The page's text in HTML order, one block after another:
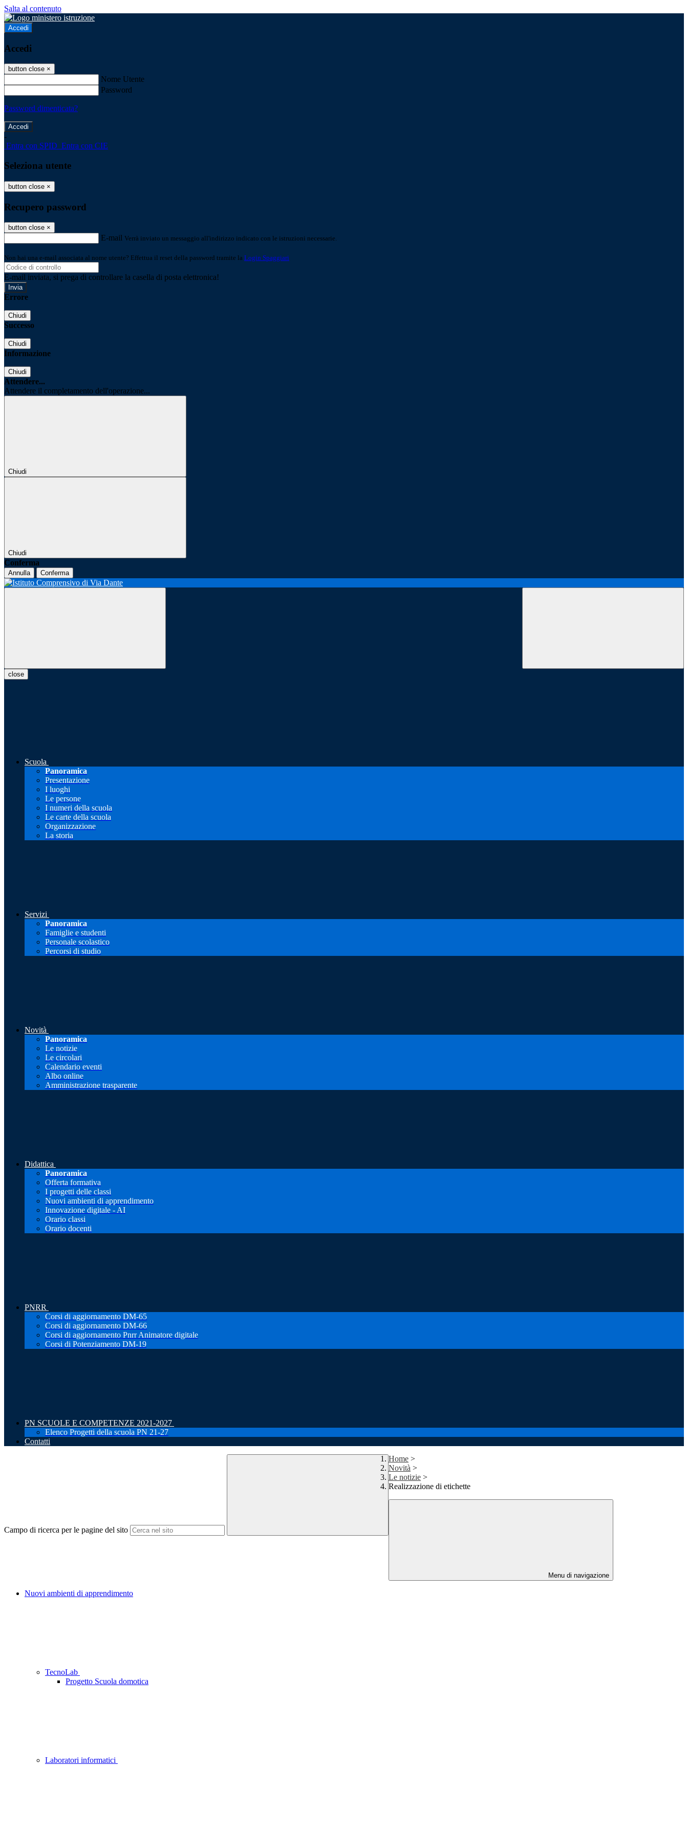
Salta al contenuto
Accedi
Accedi
button close ×
Nome Utente
Password
Password dimenticata?
-
Entra con SPID Entra con CIE
Seleziona utente
button close ×
Recupero password
button close ×
E-mail Verrà inviato un messaggio all'indirizzo indicato con le istruzioni necessarie.
Non hai una e-mail associata al nome utente? Effettua il reset della password tramite la Login Spaggiari
E-mail inviata, si prega di controllare la casella di posta elettronica!
Errore
Chiudi
Successo
Chiudi
Informazione
Chiudi
Attendere...
Attendere il completamento dell'operazione...
Chiudi
Chiudi
Conferma
Annulla Conferma
close
Scuola
Panoramica
Presentazione
I luoghi
Le persone
I numeri della scuola
Le carte della scuola
Organizzazione
La storia
Servizi
Panoramica
Famiglie e studenti
Personale scolastico
Percorsi di studio
Novità
Panoramica
Le notizie
Le circolari
Calendario eventi
Albo online
Amministrazione trasparente
Didattica
Panoramica
Offerta formativa
I progetti delle classi
Nuovi ambienti di apprendimento
Innovazione digitale - AI
Orario classi
Orario docenti
PNRR
Corsi di aggiornamento DM-65
Corsi di aggiornamento DM-66
Corsi di aggiornamento Pnrr Animatore digitale
Corsi di Potenziamento DM-19
PN SCUOLE E COMPETENZE 2021-2027
Elenco Progetti della scuola PN 21-27
Contatti
Campo di ricerca per le pagine del sito
Home >
Novità >
Le notizie >
Realizzazione di etichette
Menu di navigazione
Nuovi ambienti di apprendimento
TecnoLab
Progetto Scuola domotica
Laboratori informatici